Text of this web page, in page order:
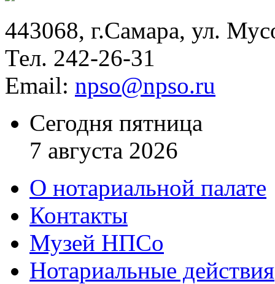
443068, г.Самара, ул.
Тел. 242-26-31
Email: npso@npso.ru
Сегодня пятница
7 августа 2026
О нотариальной палате
Контакты
Музей НПСо
Нотариальные действия